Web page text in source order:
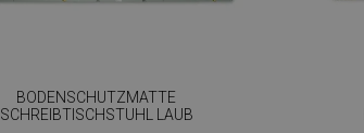
BODENSCHUTZMATTE
SCHREIBTISCHSTUHL LAUB